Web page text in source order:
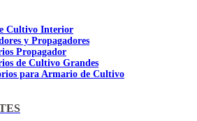
Cultivo Interior
y Propagadores
Propagador
de Cultivo Grandes
para Armario de Cultivo